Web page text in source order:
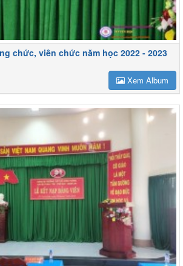
chức, viên chức năm học 2022 - 2023
Xem Album